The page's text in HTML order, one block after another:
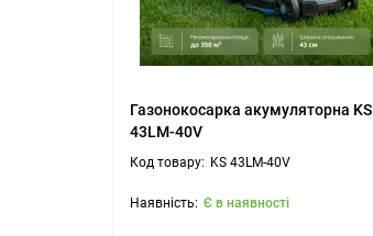
Газонокосарка акумуляторна KS
43LM-40V
KS 43LM-40V
Є в наявності